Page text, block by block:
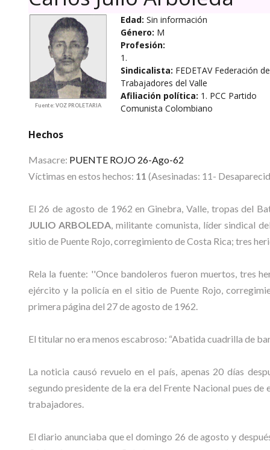
Fuente: VOZ PROLETARIA
Edad: Sin información
Género: M
Profesión:
1.
Sindicalista: FEDETAV Federación de
Trabajadores del Valle
Afiliación política: 1. PCC Partido
Comunista Colombiano
Hechos
Masacre: PUENTE ROJO 26-Ago-62
Víctimas en estos hechos: 11 (Asesinadas: 11-
El 26 de agosto de 1962 en Ginebra, Valle, tropas del
JULIO ARBOLEDA , militante comunista, líder sindical
sitio de Puente Rojo, corregimiento de Costa Rica; tres
Rela la fuente: ''Once bandoleros fueron muertos, tres
ejército y la policía en el sitio de Puente Rojo,
primera página del 27 de agosto de 1962.
El titular no era menos escabroso: “Abatida cuadrilla de
La noticia causó revuelo en el país, apenas 20 días
segundo presidente de la era del Frente Nacional pues
trabajadores.
El diario anunciaba que el domingo 26 de agosto y